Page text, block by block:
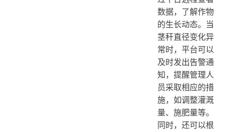
数据，了解作物
的生长动态。当
茎秆直径变化异
常时，平台可以
及时发出告警通
知，提醒管理人
员采取相应的措
施，如调整灌溉
量、施肥量等。
同时，还可以根